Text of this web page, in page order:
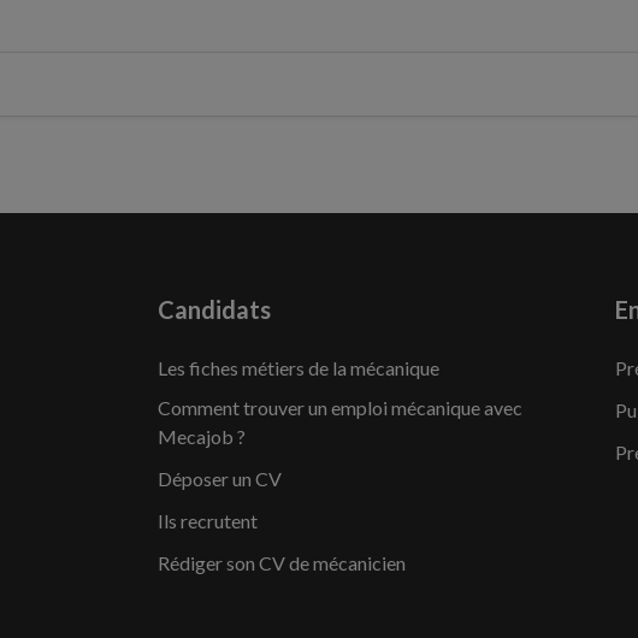
Candidats
Les fiches métiers de la mécanique
Comment trouver un emploi mécanique avec
Mecajob ?
Déposer un CV
Ils recrutent
Rédiger son CV de mécanicien